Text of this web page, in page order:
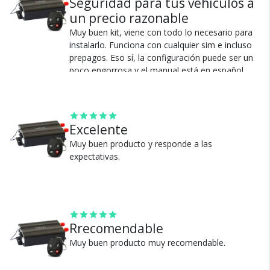
un precio razonable
Muy buen kit, viene con todo lo necesario para
instalarlo. Funciona con cualquier sim e incluso
prepagos. Eso sí, la configuración puede ser un
poco engorrosa y el manual está en español
inteligentes, eso facilitaría mucho la interacción
entre el gps y el teléfono.
Ver más
Excelente
Muy buen producto y responde a las
expectativas.
Rrecomendable
Muy buen producto muy recomendable.
Cambios y Devoluciones
¿Por qué estamos tan
seguros?